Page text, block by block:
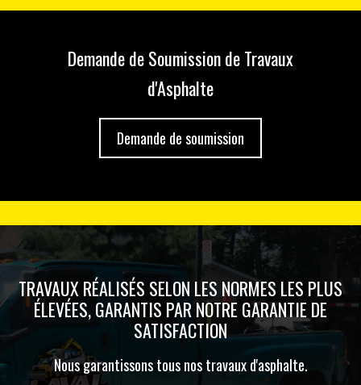
Demande de Soumission de Travaux
d'Asphalte
Demande de soumission
TRAVAUX RÉALISÉS SELON LES NORMES LES PLUS
ÉLEVÉES, GARANTIS PAR NOTRE GARANTIE DE
SATISFACTION
Nous garantissons tous nos travaux d'asphalte.